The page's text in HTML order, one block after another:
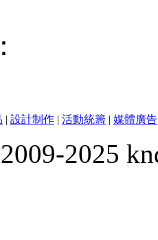
| 設計制作 | 活動統籌 | 媒體廣告
2025